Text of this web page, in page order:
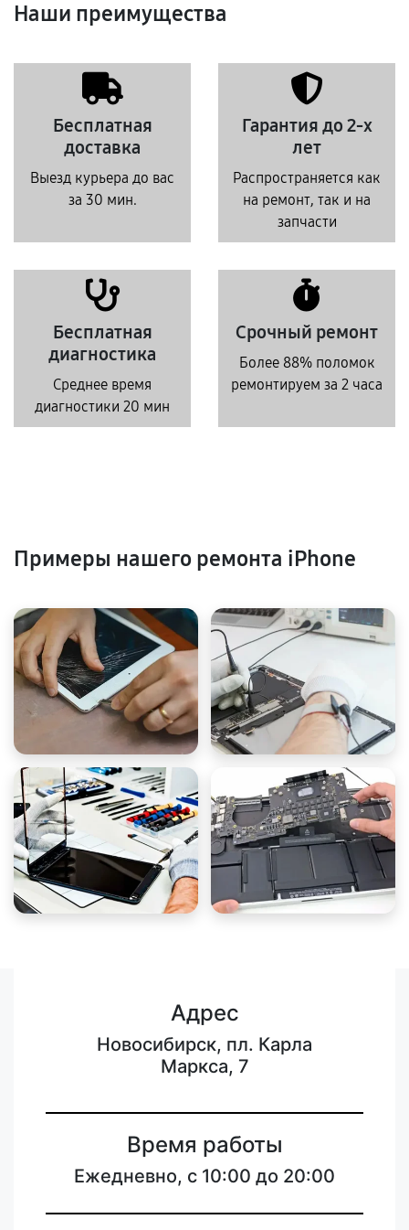
Наши преимущества
Бесплатная
доставка
Выезд курьера до вас
за 30 мин.
Гарантия до 2-х
лет
Распространяется как
на ремонт, так и на
запчасти
Бесплатная
диагностика
Среднее время
диагностики 20 мин
Срочный ремонт
Более 88% поломок
ремонтируем за 2 часа
Примеры нашего ремонта iPhone
Адрес
Новосибирск, пл. Карла
Маркса, 7
Время работы
Ежедневно, с 10:00 до 20:00